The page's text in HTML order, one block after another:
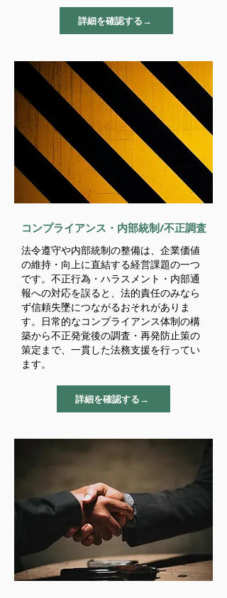
詳細を確認する→
コンプライアンス・内部統制/不正調査
法令遵守や内部統制の整備は、企業価値
の維持・向上に直結する経営課題の一つ
です。不正行為・ハラスメント・内部通
報への対応を誤ると、法的責任のみなら
ず信頼失墜につながるおそれがありま
す。日常的なコンプライアンス体制の構
築から不正発覚後の調査・再発防止策の
策定まで、一貫した法務支援を行ってい
ます。
詳細を確認する→